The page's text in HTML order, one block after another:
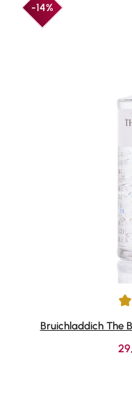
-14%
Average rating of 4.89
Bruichladdich The